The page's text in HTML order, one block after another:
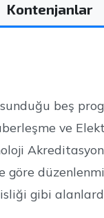
Kontenjanlar
beş
ve
gibi